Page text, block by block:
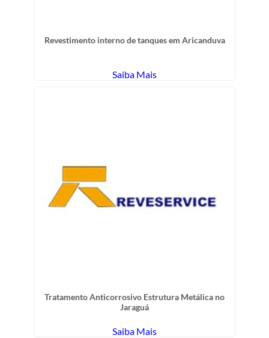
Revestimento interno de tanques em Aricanduva
Saiba Mais
Tratamento Anticorrosivo Estrutura Metálica no
Jaraguá
Saiba Mais